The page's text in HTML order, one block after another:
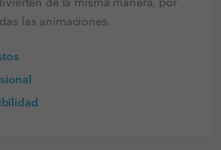
de la misma manera, por
las animaciones.